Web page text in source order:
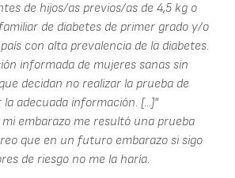
de hijos/as previos/as de 4,5 kg o
de diabetes de primer grado y/o
con alta prevalencia de la diabetes.
informada de mujeres sanas sin
decidan no realizar la prueba de
adecuada información. [...]"
embarazo me resultó una prueba
que en un futuro embarazo si sigo
de riesgo no me la haría.